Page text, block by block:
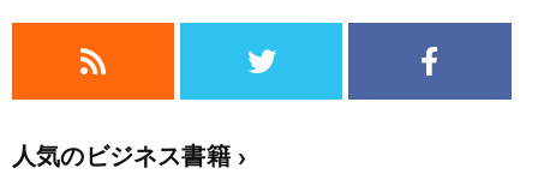
人気のビジネス書籍